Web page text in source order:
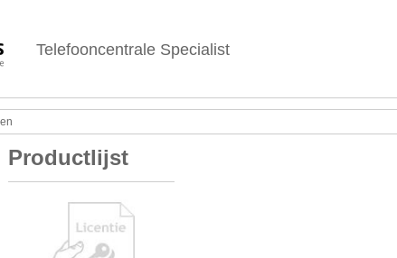
Telefooncentrale Specialist
Productlijst